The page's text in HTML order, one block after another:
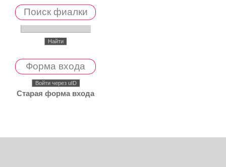
Поиск фиалки
Форма входа
Войти через uID
Старая форма входа